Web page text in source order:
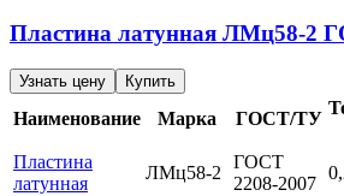
Пластина латунная ЛМц58-2
Узнать цену Купить
Наименование Марка ГОСТ/ТУ
Пластина
латунная
ЛМц58-2
ГОСТ
2208-2007